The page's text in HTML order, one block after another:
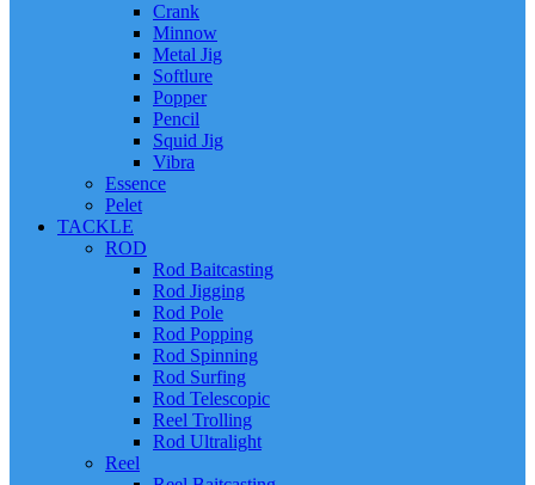
Crank
Minnow
Metal Jig
Softlure
Popper
Pencil
Squid Jig
Vibra
Essence
Pelet
TACKLE
ROD
Rod Baitcasting
Rod Jigging
Rod Pole
Rod Popping
Rod Spinning
Rod Surfing
Rod Telescopic
Reel Trolling
Rod Ultralight
Reel